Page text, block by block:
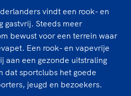
kader
Experts
Centre
vindt een rook- en
gastvrij. Steeds meer
bewust voor een terrein waar
Een rook- en vapevrije
aan een gezonde uitstraling
dat sportclubs het goede
jeugd en bezoekers.